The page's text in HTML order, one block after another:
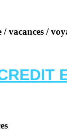
vacances /